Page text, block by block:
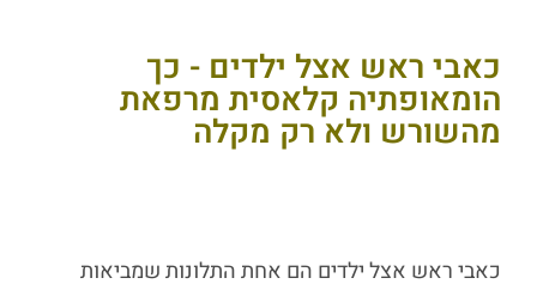
כאבי ראש אצל ילדים - כך
הומאופתיה קלאסית מרפאת
מהשורש ולא רק מקלה
כאבי ראש אצל ילדים הם אחת התלונות שמביאות